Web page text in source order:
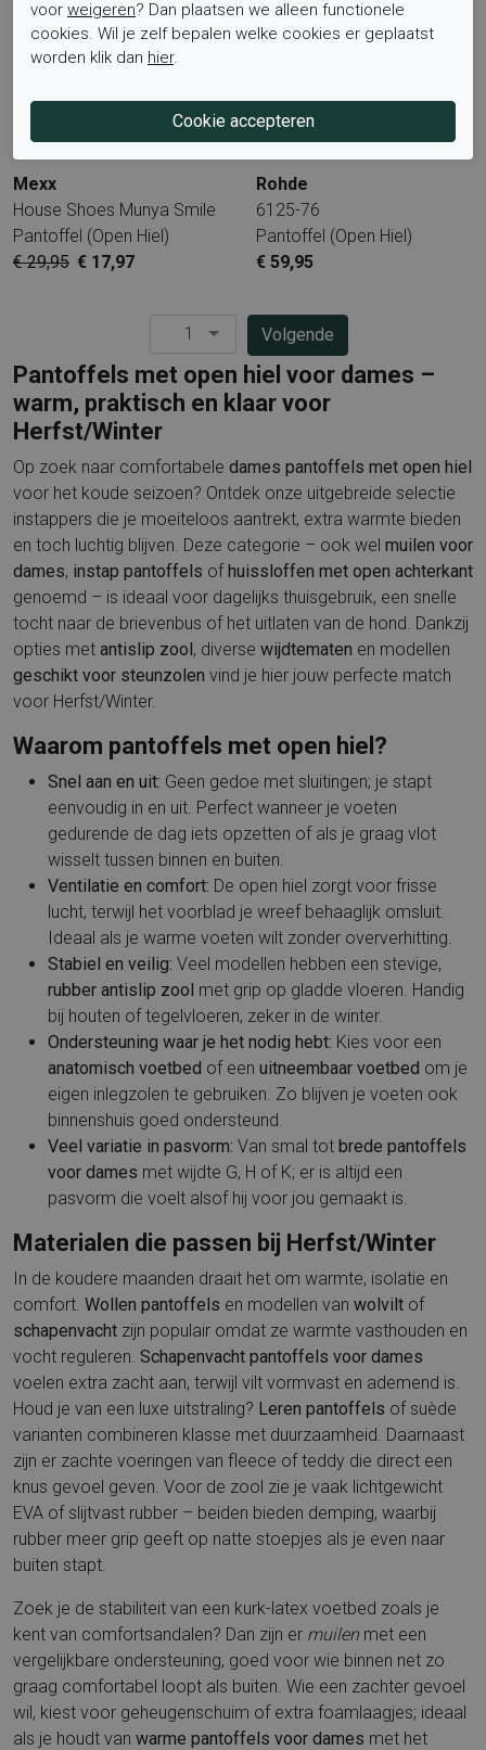
Mexx
House Shoes Munya Smile
Pantoffel (open Hiel)
€ 29,95 € 17,97
Rohde
6125-76
Pantoffel (open Hiel)
€ 59,95
1 VolgendePagina
Pantoffels met open hiel voor dames –
warm, praktisch en klaar voor
Herfst/Winter
Op zoek naar comfortabele dames pantoffels met open hiel
voor het koude seizoen? Ontdek onze uitgebreide selectie
instappers die je moeiteloos aantrekt, extra warmte bieden
en toch luchtig blijven. Deze categorie – ook wel muilen voor
dames, instap pantoffels ofhuissloffen met open achterkant
genoemd – is ideaal voor dagelijks thuisgebruik, een snelle
tocht naar de brievenbus of het uitlaten van de hond. Dankzij
opties met antislip zool, diverse wijdtematen en modellen
geschikt voor steunzolen vind je hier jouw perfecte match
voor Herfst/Winter.
Waarom pantoffels met open hiel?
Snel aan en uit: Geen gedoe met sluitingen; je stapt
eenvoudig in en uit. Perfect wanneer je voeten
gedurende de dag iets opzetten of als je graag vlot
wisselt tussen binnen en buiten.
Ventilatie en comfort: De open hiel zorgt voor frisse
lucht, terwijl het voorblad je wreef behaaglijk omsluit.
Ideaal als je warme voeten wilt zonder oververhitting.
Stabiel en veilig: Veel modellen hebben een stevige,
rubber antislip zool met grip op gladde vloeren. Handig
bij houten of tegelvloeren, zeker in de winter.
Ondersteuning waar je het nodig hebt: Kies voor een
anatomisch voetbed of een uitneembaar voetbed om je
eigen inlegzolen te gebruiken. Zo blijven je voeten ook
binnenshuis goed ondersteund.
Veel variatie in pasvorm: Van smal tot brede pantoffels
voor dames met wijdte G, H of K; er is altijd een
pasvorm die voelt alsof hij voor jou gemaakt is.
Materialen die passen bij Herfst/Winter
In de koudere maanden draait het om warmte, isolatie en
comfort. Wollen pantoffels en modellen van wolvilt of
schapenvacht zijn populair omdat ze warmte vasthouden en
vocht reguleren. Schapenvacht pantoffels voor dames
voelen extra zacht aan, terwijl vilt vormvast en ademend is.
Houd je van een luxe uitstraling? Leren pantoffels of suède
varianten combineren klasse met duurzaamheid. Daarnaast
zijn er zachte voeringen van fleece of teddy die direct een
knus gevoel geven. Voor de zool zie je vaak lichtgewicht
EVA of slijtvast rubber – beiden bieden demping, waarbij
rubber meer grip geeft op natte stoepjes als je even naar
buiten stapt.
Zoek je de stabiliteit van een kurk-latex voetbed zoals je
kent van comfortsandalen? Dan zijn er muilen met een
vergelijkbare ondersteuning, goed voor wie binnen net zo
graag comfortabel loopt als buiten. Wie een zachter gevoel
wil, kiest voor geheugenschuim of extra foamlaagjes; ideaal
als je houdt van warme pantoffels voor dames met het
voor weigeren? Dan plaatsen we alleen functionele
cookies. Wil je zelf bepalen welke cookies er geplaatst
worden klik dan hier.